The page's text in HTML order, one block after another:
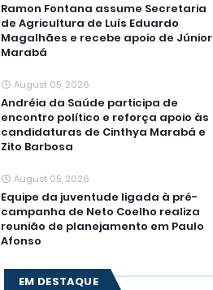
Ramon Fontana assume Secretaria
de Agricultura de Luís Eduardo
Magalhães e recebe apoio de Júnior
Marabá
August 05, 2026
Andréia da Saúde participa de
encontro político e reforça apoio às
candidaturas de Cinthya Marabá e
Zito Barbosa
August 05, 2026
Equipe da juventude ligada à pré-
campanha de Neto Coelho realiza
reunião de planejamento em Paulo
Afonso
EM DESTAQUE